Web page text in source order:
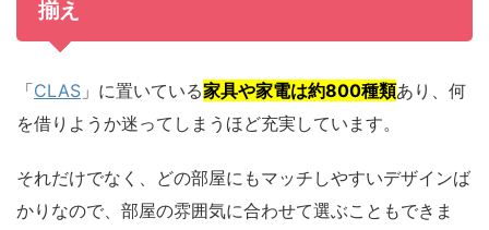
揃え
「CLAS 」に置いている家具や家電は約800種類あり、何
を借りようか迷ってしまうほど充実しています。
それだけでなく、どの部屋にもマッチしやすいデザインば
かりなので、部屋の雰囲気に合わせて選ぶこともできま